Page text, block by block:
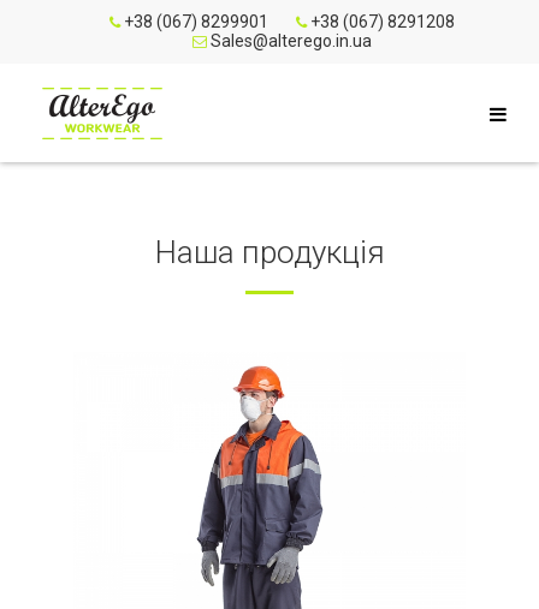
+38 (067) 8299901
+38 (067) 8291208
Sales@alterego.in.ua
Наша продукція